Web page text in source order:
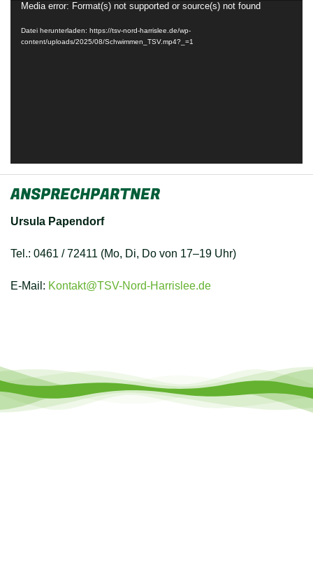
Video-
Media error: Format(s) not supported or source(s) not found
Datei herunterladen: https://tsv-nord-harrislee.de/wp-
content/uploads/2025/08/Schwimmen_TSV.mp4?_=1
ANSPRECHPARTNER
Ursula Papendorf
Tel.: 0461 / 72411 (Mo, Di, Do von 17–19 Uhr)
E-Mail: Kontakt@TSV-Nord-Harrislee.de